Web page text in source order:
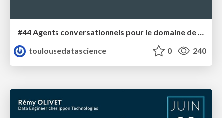
#44 Agents conversationnels pour le domaine de l'aéronautique
toulousedatascience
0 240